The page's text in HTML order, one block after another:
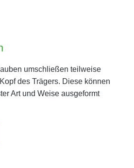
umschließen teilweise
des Trägers. Diese können
Art und Weise ausgeformt